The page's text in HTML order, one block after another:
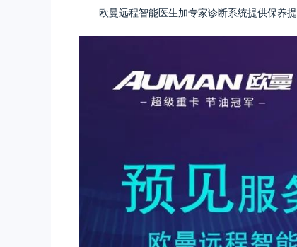
欧曼远程智能医生加专家诊断系统提供保养